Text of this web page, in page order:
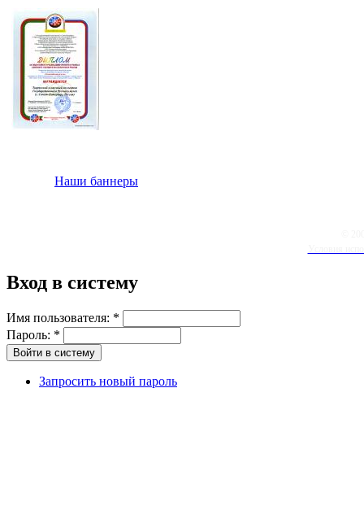
Наши баннеры
Вход в систему
Имя пользователя: *
Пароль: *
Запросить новый пароль